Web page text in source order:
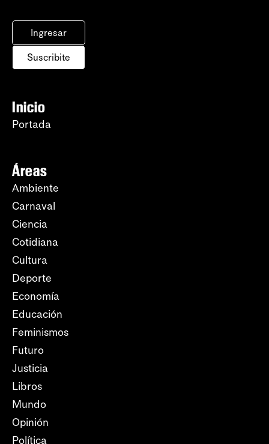
Ingresar
Suscribite
Inicio
Portada
Áreas
Ambiente
Carnaval
Ciencia
Cotidiana
Cultura
Deporte
Economía
Educación
Feminismos
Futuro
Justicia
Libros
Mundo
Opinión
Política